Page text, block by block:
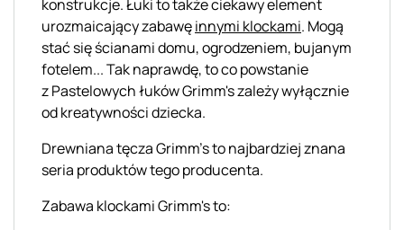
konstrukcje. Łuki to także ciekawy element
urozmaicający zabawęinnymi klockami. Mogą
stać się ścianami domu, ogrodzeniem, bujanym
fotelem... Tak naprawdę, to co powstanie
z Pastelowych łuków Grimm's zależy wyłącznie
od kreatywności dziecka.
Drewniana tęcza Grimm's to najbardziej znana
seria produktów tego producenta.
Zabawa klockamiGrimm'sto: